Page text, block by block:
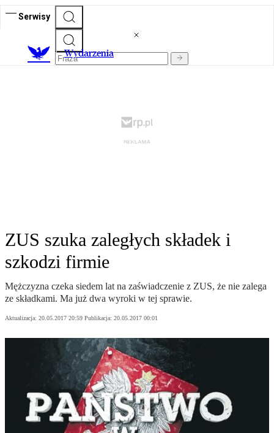
Serwisy
Wydarzenia
ZUS szuka zaległych składek i
szkodzi firmie
Mężczyzna czeka siedem lat na zaświadczenie z ZUS, że nie zalega
ze składkami. Ma już dwa wyroki w tej sprawie.
Aktualizacja: 20.05.2017 20:59 Publikacja: 20.05.2017 00:01